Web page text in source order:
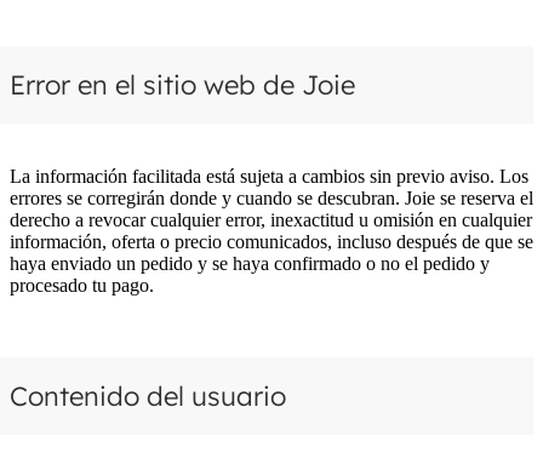
Error en el sitio web de Joie
La información facilitada está sujeta a cambios sin previo aviso. Los
errores se corregirán donde y cuando se descubran. Joie se reserva el
derecho a revocar cualquier error, inexactitud u omisión en cualquier
información, oferta o precio comunicados, incluso después de que se
haya enviado un pedido y se haya confirmado o no el pedido y
procesado tu pago.
Contenido del usuario